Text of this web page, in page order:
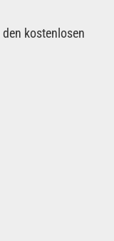
kostenlosen